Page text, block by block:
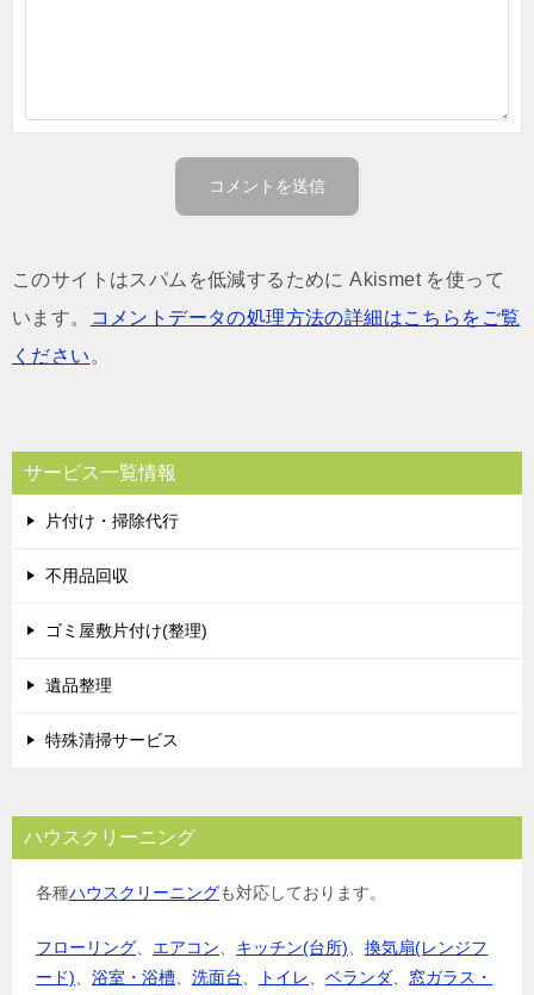
このサイトはスパムを低減するために Akismet を使って
います。
コメントデータの処理方法の詳細はこちらをご覧
ください。
サービス一覧情報
片付け・掃除代行
不用品回収
ゴミ屋敷片付け(整理)
遺品整理
特殊清掃サービス
ハウスクリーニング
各種ハウスクリーニングも対応しております。
フローリング、 エアコン、 キッチン(台所)、 換気扇(レンジフ
ード)、 浴室・浴槽、 洗面台、 トイレ、 ベランダ、 窓ガラス・